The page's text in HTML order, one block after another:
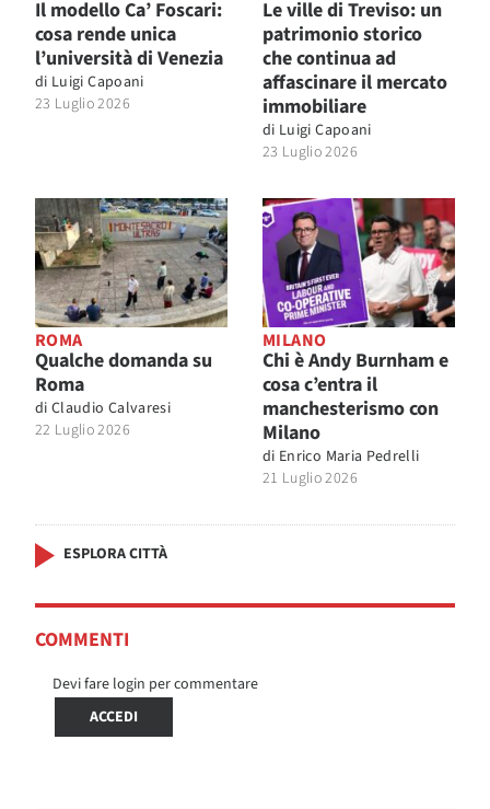
Il modello Ca’ Foscari:
cosa rende unica
l’università di Venezia
di Luigi Capoani
23 Luglio 2026
Le ville di Treviso: un
patrimonio storico
che continua ad
affascinare il mercato
immobiliare
di Luigi Capoani
23 Luglio 2026
ROMA
Qualche domanda su
Roma
di Claudio Calvaresi
22 Luglio 2026
MILANO
Chi è Andy Burnham e
cosa c’entra il
manchesterismo con
Milano
di Enrico Maria Pedrelli
21 Luglio 2026
ESPLORA CITTÀ
COMMENTI
Devi fare login per commentare
ACCEDI